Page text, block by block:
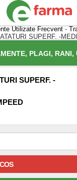
Utilizate Frecvent -
SUPERF. -
PLAGI, RANI,
SUPERF. -